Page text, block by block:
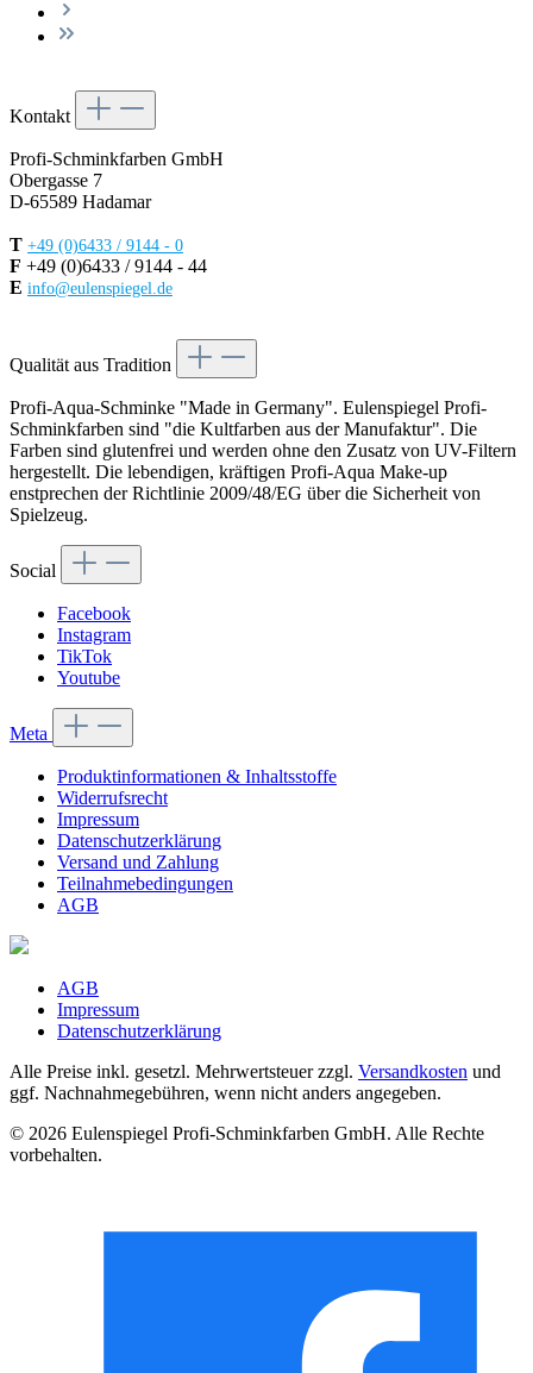
Kontakt
Profi-Schminkfarben GmbH
Obergasse 7
D-65589 Hadamar
T +49 (0)6433 / 9144 - 0
F +49 (0)6433 / 9144 - 44
E info@eulenspiegel.de
Qualität aus Tradition
Profi-Aqua-Schminke "Made in Germany". Eulenspiegel Profi-
Schminkfarben sind "die Kultfarben aus der Manufaktur". Die
Farben sind glutenfrei und werden ohne den Zusatz von UV-Filtern
hergestellt. Die lebendigen, kräftigen Profi-Aqua Make-up
enstprechen der Richtlinie 2009/48/EG über die Sicherheit von
Spielzeug.
Social
Facebook
Instagram
TikTok
Youtube
Meta
Produktinformationen & Inhaltsstoffe
Widerrufsrecht
Impressum
Datenschutzerklärung
Versand und Zahlung
Teilnahmebedingungen
AGB
AGB
Impressum
Datenschutzerklärung
Alle Preise inkl. gesetzl. Mehrwertsteuer zzgl. Versandkosten und
ggf. Nachnahmegebühren, wenn nicht anders angegeben.
© 2026 Eulenspiegel Profi-Schminkfarben GmbH. Alle Rechte
vorbehalten.